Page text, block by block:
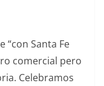
“con Santa Fe
comercial pero
Celebramos